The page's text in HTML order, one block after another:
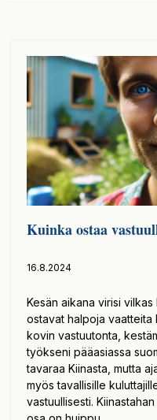
Kuinka ostaa
16.8.2024
Kesän aikana virisi
ostavat halpoja vaatteita
kovin vastuutonta,
työkseni pääasiassa
tavaraa Kiinasta, mutta
myös tavallisille
vastuullisesti.